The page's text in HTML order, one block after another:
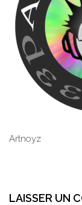
Artnoyz
LAISSER UN